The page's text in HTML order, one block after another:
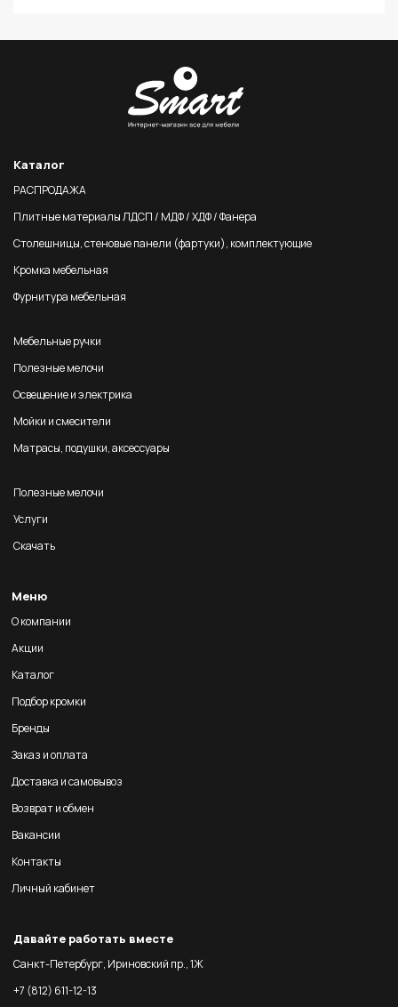
Каталог
РАСПРОДАЖА
Плитные материалы ЛДСП / МДФ / ХДФ / Фанера
Столешницы, стеновые панели (фартуки), комплектующие
Кромка мебельная
Фурнитура мебельная
Мебельные ручки
Полезные мелочи
Освещение и электрика
Мойки и смесители
Матрасы, подушки, аксессуары
Полезные мелочи
Услуги
Скачать
Меню
О компании
Акции
Каталог
Подбор кромки
Бренды
Заказ и оплата
Доставка и самовывоз
Возврат и обмен
Вакансии
Контакты
Личный кабинет
Давайте работать вместе
Санкт-Петербург, Ириновский пр., 1Ж
+7 (812) 611-12-13